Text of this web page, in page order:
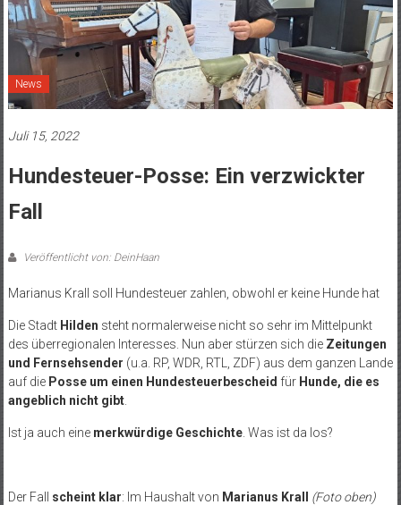
News
Juli 15, 2022
Hundesteuer-Posse: Ein verzwickter
Fall
Veröffentlicht von: DeinHaan
Marianus Krall soll Hundesteuer zahlen, obwohl er keine Hunde hat
Die Stadt Hilden steht normalerweise nicht so sehr im Mittelpunkt
des überregionalen Interesses. Nun aber stürzen sich die Zeitungen
und Fernsehsender (u.a. RP, WDR, RTL, ZDF) aus dem ganzen Lande
auf die Posse um einen Hundesteuerbescheid für Hunde, die es
angeblich nicht gibt.
Ist ja auch eine merkwürdige Geschichte. Was ist da los?
Der Fall scheint klar: Im Haushalt von Marianus Krall
(Foto oben)